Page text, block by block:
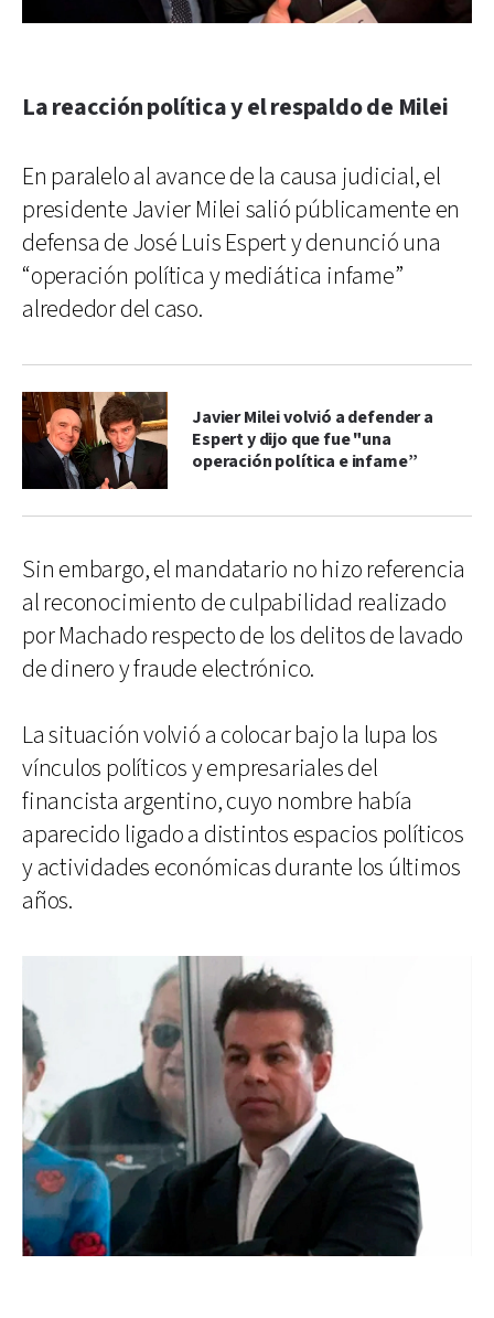
La reacción política y el respaldo de Milei
En paralelo al avance de la causa judicial, el
presidente Javier Milei salió públicamente en
defensa de José Luis Espert y denunció una
“operación política y mediática infame”
alrededor del caso.
Javier Milei volvió a defender a
Espert y dijo que fue "una
operación política e infame”
Sin embargo, el mandatario no hizo referencia
al reconocimiento de culpabilidad realizado
por Machado respecto de los delitos de lavado
de dinero y fraude electrónico.
La situación volvió a colocar bajo la lupa los
vínculos políticos y empresariales del
financista argentino, cuyo nombre había
aparecido ligado a distintos espacios políticos
y actividades económicas durante los últimos
años.